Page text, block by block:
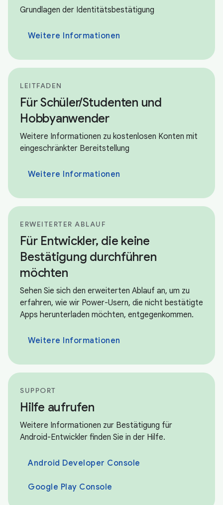
Grundlagen der Identitätsbestätigung
Weitere Informationen
LEITFADEN
Für Schüler/Studenten und
Hobbyanwender
Weitere Informationen zu kostenlosen Konten mit
eingeschränkter Bereitstellung
Weitere Informationen
ERWEITERTER ABLAUF
Für Entwickler, die keine
Bestätigung durchführen
möchten
Sehen Sie sich den erweiterten Ablauf an, um zu
erfahren, wie wir Power-Usern, die nicht bestätigte
Apps herunterladen möchten, entgegenkommen.
Weitere Informationen
SUPPORT
Hilfe aufrufen
Weitere Informationen zur Bestätigung für
Android-Entwickler finden Sie in der Hilfe.
Android Developer Console
Google Play Console